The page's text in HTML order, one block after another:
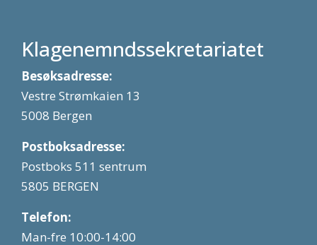
Klagenemndssekretariatet
Besøksadresse:
Vestre Strømkaien 13
5008 Bergen
Postboksadresse:
Postboks 511 sentrum
5805 BERGEN
Telefon:
Man-fre 10:00-14:00